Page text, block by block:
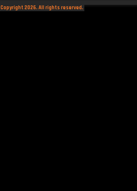
Copyright 2026. All rights reserved.